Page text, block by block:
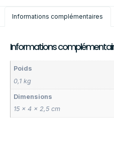
Informations complémentaires
Informations
Poids
0,1 kg
Dimensions
15 × 4 × 2,5 cm